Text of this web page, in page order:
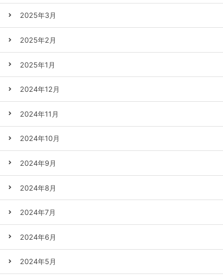
2025年3月
2025年2月
2025年1月
2024年12月
2024年11月
2024年10月
2024年9月
2024年8月
2024年7月
2024年6月
2024年5月